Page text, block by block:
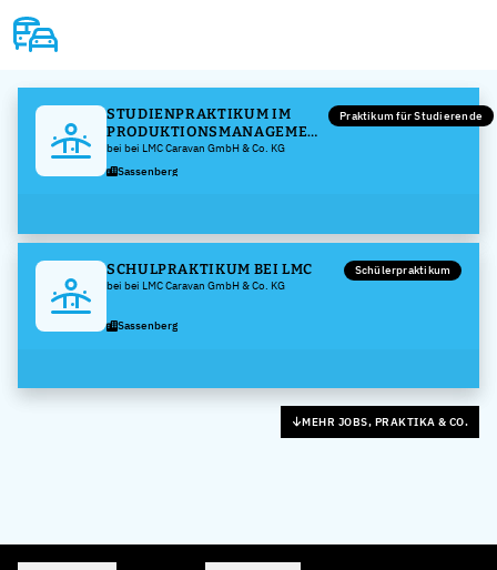
STUDIENPRAKTIKUM IM
PRODUKTIONSMANAGEMENT
BEI LMC
bei bei LMC Caravan GmbH & Co. KG
Praktikum für Studierende
Sassenberg
SCHULPRAKTIKUM BEI LMC
bei bei LMC Caravan GmbH & Co. KG
Schülerpraktikum
Sassenberg
MEHR JOBS, PRAKTIKA & CO.